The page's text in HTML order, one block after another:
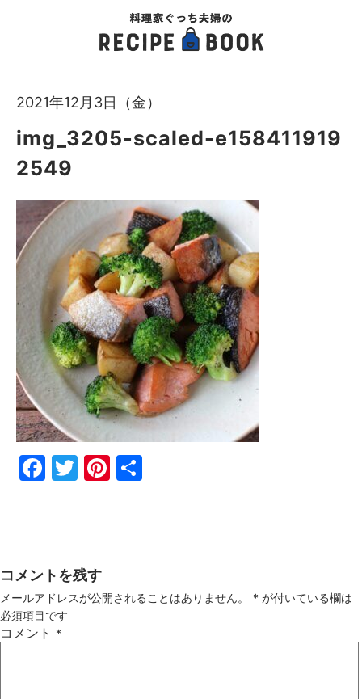
2021年12月3日（金）
img_3205-scaled-e158411919
2549
Fac
Twi
Pin
コメントを残す
メールアドレスが公開されることはありません。 * が付いている欄は
必須項目です
コメント *